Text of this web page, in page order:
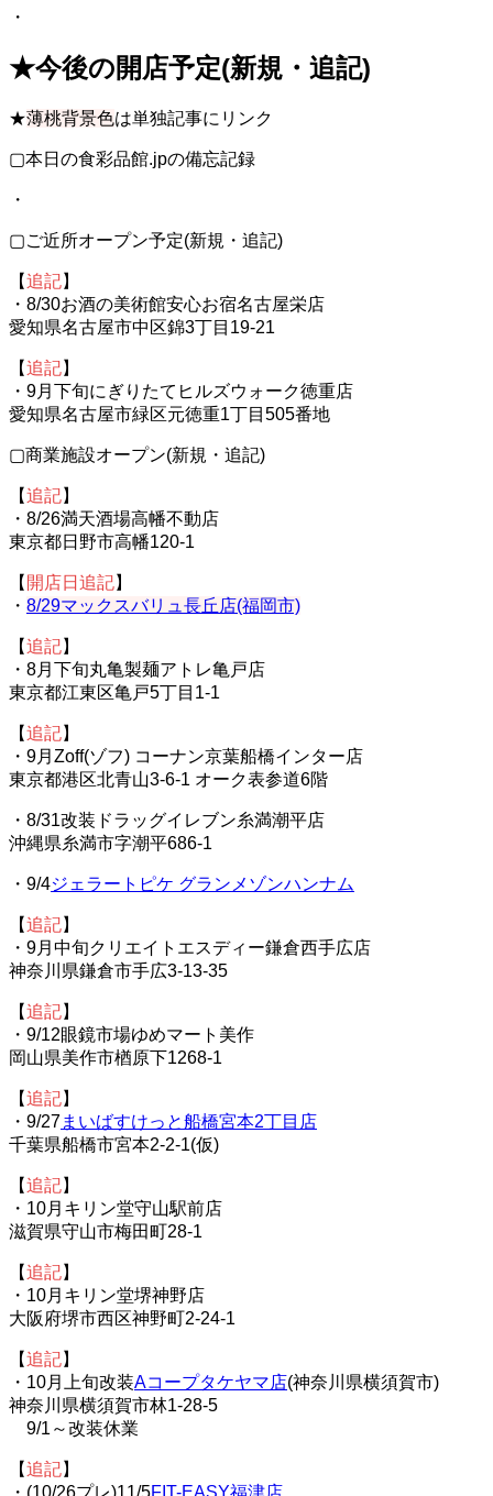
・
★今後の開店予定(新規・追記)
★薄桃背景色は単独記事にリンク
▢本日の食彩品館.jpの備忘記録
・
▢ご近所オープン予定(新規・追記)
【追記】
・8/30お酒の美術館安心お宿名古屋栄店
愛知県名古屋市中区錦3丁目19-21
【追記】
・9月下旬にぎりたてヒルズウォーク徳重店
愛知県名古屋市緑区元徳重1丁目505番地
▢商業施設オープン(新規・追記)
【追記】
・8/26満天酒場高幡不動店
東京都日野市高幡120-1
【 開店日追記】
・ 8/29マックスバリュ長丘店(福岡市)
【追記】
・8月下旬丸亀製麺アトレ亀戸店
東京都江東区亀戸5丁目1-1
【追記】
・9月Zoff(ゾフ) コーナン京葉船橋インター店
東京都港区北青山3-6-1 オーク表参道6階
・8/31改装ドラッグイレブン糸満潮平店
沖縄県糸満市字潮平686-1
・9/4ジェラートピケ グランメゾンハンナム
【追記】
・9月中旬クリエイトエスディー鎌倉西手広店
神奈川県鎌倉市手広3-13-35
【追記】
・9/12眼鏡市場ゆめマート美作
岡山県美作市楢原下1268-1
【追記】
・9/27まいばすけっと船橋宮本2丁目店
千葉県船橋市宮本2-2-1(仮)
【追記】
・10月キリン堂守山駅前店
滋賀県守山市梅田町28-1
【追記】
・10月キリン堂堺神野店
大阪府堺市西区神野町2-24-1
【追記】
・10月上旬改装Aコープタケヤマ店(神奈川県横須賀市)
神奈川県横須賀市林1-28-5
9/1～改装休業
【追記】